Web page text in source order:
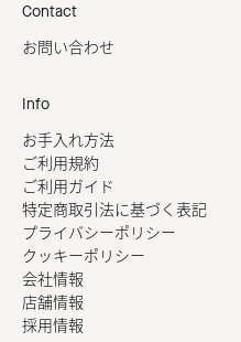
Contact
お問い合わせ
Info
お手入れ方法
ご利用規約
ご利用ガイド
特定商取引法に基づく表記
プライバシーポリシー
クッキーポリシー
会社情報
店舗情報
採用情報